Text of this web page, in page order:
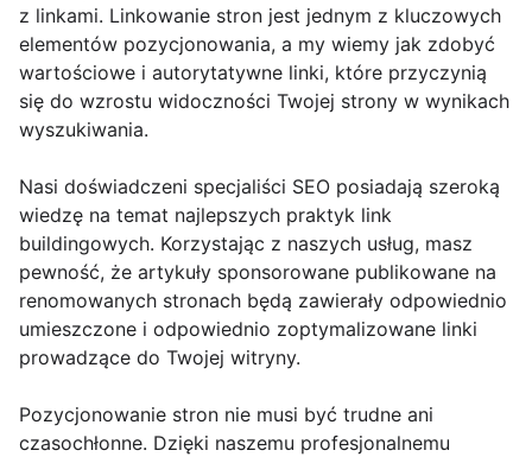
z linkami. Linkowanie stron jest jednym z kluczowych
elementów pozycjonowania, a my wiemy jak zdobyć
wartościowe i autorytatywne linki, które przyczynią
się do wzrostu widoczności Twojej strony w wynikach
wyszukiwania.
Nasi doświadczeni specjaliści SEO posiadają szeroką
wiedzę na temat najlepszych praktyk link
buildingowych. Korzystając z naszych usług, masz
pewność, że artykuły sponsorowane publikowane na
renomowanych stronach będą zawierały odpowiednio
umieszczone i odpowiednio zoptymalizowane linki
prowadzące do Twojej witryny.
Pozycjonowanie stron nie musi być trudne ani
czasochłonne. Dzięki naszemu profesjonalnemu